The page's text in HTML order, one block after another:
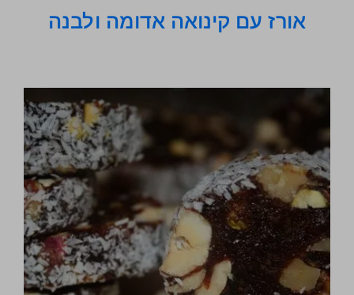
אורז עם קינואה אדומה ולבנה